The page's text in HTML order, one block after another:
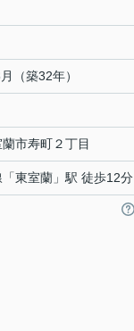
（築32年）
蘭市寿町２丁目
「東室蘭 」駅 徒歩12分